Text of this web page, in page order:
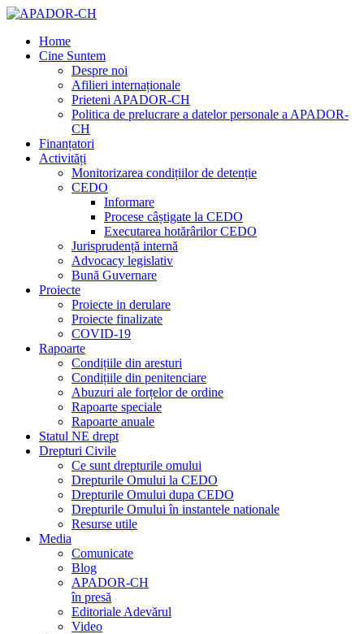
Home
Cine Suntem
Despre noi
Afilieri internaționale
Prieteni APADOR-CH
Politica de prelucrare a datelor personale a APADOR-
CH
Finanțatori
Activități
Monitorizarea condițiilor de detenție
CEDO
Informare
Procese câștigate la CEDO
Executarea hotărârilor CEDO
Jurisprudență internă
Advocacy legislativ
Bună Guvernare
Proiecte
Proiecte in derulare
Proiecte finalizate
COVID-19
Rapoarte
Condițiile din aresturi
Condițiile din penitenciare
Abuzuri ale forțelor de ordine
Rapoarte speciale
Rapoarte anuale
Statul NE drept
Drepturi Civile
Ce sunt drepturile omului
Drepturile Omului la CEDO
Drepturile Omului dupa CEDO
Drepturile Omului în instantele nationale
Resurse utile
Media
Comunicate
Blog
APADOR-CH
în presă
Editoriale Adevărul
Video